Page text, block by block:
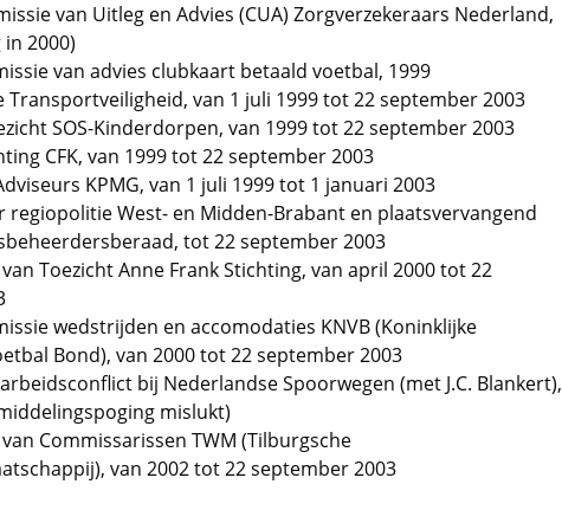
van Uitleg en Advies (CUA) Zorgverzekeraars Nederland,
2000)
van advies clubkaart betaald voetbal, 1999
Transportveiligheid, van 1 juli 1999 tot 22 september 2003
SOS-Kinderdorpen, van 1999 tot 22 september 2003
CFK, van 1999 tot 22 september 2003
KPMG, van 1 juli 1999 tot 1 januari 2003
regiopolitie West- en Midden-Brabant en plaatsvervangend
tot 22 september 2003
Toezicht Anne Frank Stichting, van april 2000 tot 22
wedstrijden en accomodaties KNVB (Koninklijke
Bond), van 2000 tot 22 september 2003
bij Nederlandse Spoorwegen (met J.C. Blankert),
mislukt)
Commissarissen TWM (Tilburgsche
van 2002 tot 22 september 2003